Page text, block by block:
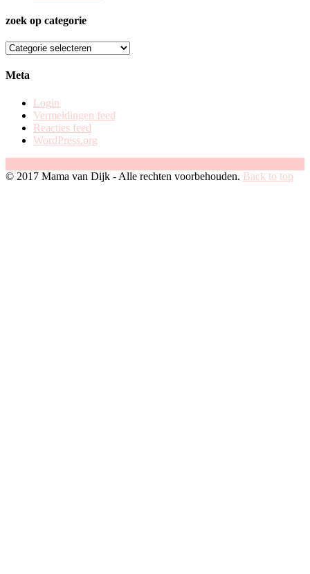
zoek op categorie
zoek
categorie
Meta
Login
Vermeldingen feed
Reacties feed
WordPress.org
© 2017 Mama van Dijk - Alle rechten voorbehouden. Back to top